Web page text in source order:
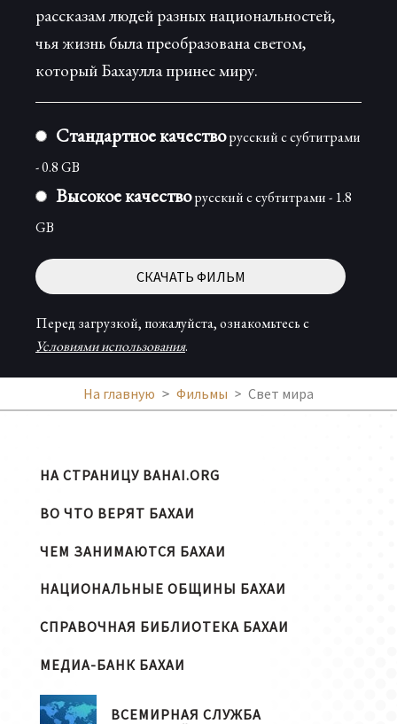
рассказам людей разных национальностей,
чья жизнь была преобразована светом,
который Бахаулла принес миру.
Стандартное качестворусский с субтитрами
- 0.8 GB
Высокое качестворусский с субтитрами - 1.8
GB
СКАЧАТЬ ФИЛЬМ
Перед загрузкой, пожалуйста, ознакомьтесь с
Условиями использования.
На главную Фильмы Свет мира
НА СТРАНИЦУ BAHAI.ORG
ВО ЧТО ВЕРЯТ БАХАИ
ЧЕМ ЗАНИМАЮТСЯ БАХАИ
НАЦИОНАЛЬНЫЕ ОБЩИНЫ БАХАИ
СПРАВОЧНАЯ БИБЛИОТЕКА БАХАИ
МЕДИА-БАНК БАХАИ
ВСЕМИРНАЯ СЛУЖБА